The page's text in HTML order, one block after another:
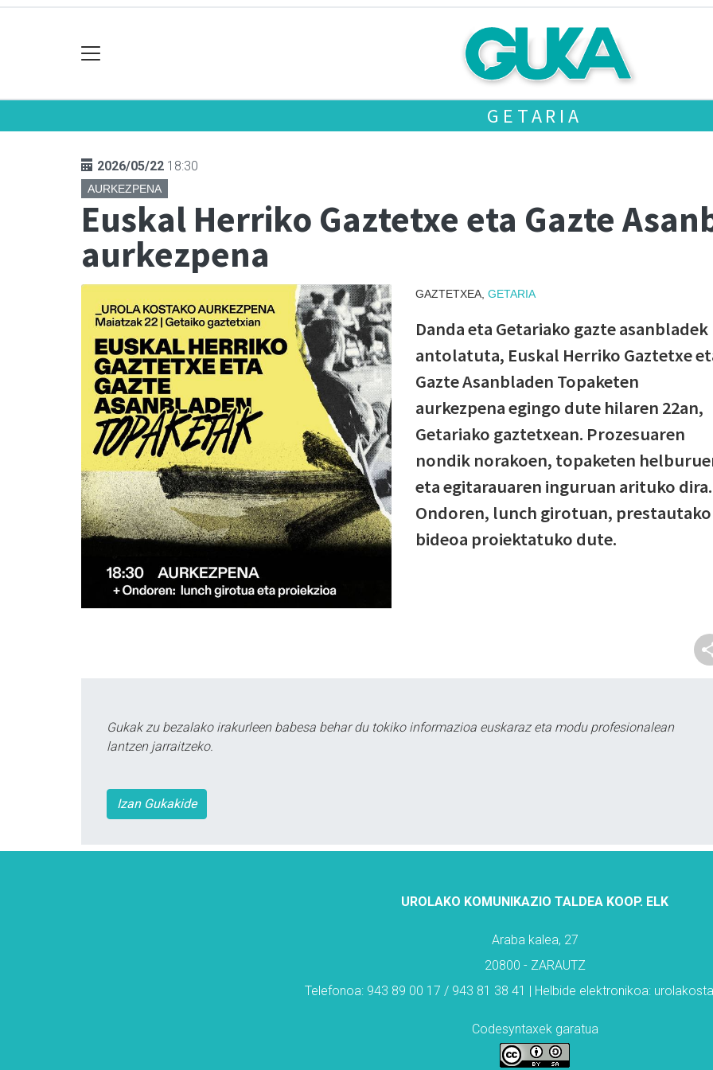
GETARIA
2026/05/22 18:30
AURKEZPENA
Euskal Herriko Gaztetxe eta Gazte
aurkezpena
GAZTETXEA, GETARIA
Danda eta Getariako gazte asanbladek
antolatuta, Euskal Herriko Gaztetxe
Gazte Asanbladen Topaketen
aurkezpena egingo dute hilaren 22an,
Getariako gaztetxean. Prozesuaren
nondik norakoen, topaketen
eta egitarauaren inguruan arituko dira.
Ondoren, lunch girotuan, prestautako
bideoa proiektatuko dute.
Gukak zu bezalako irakurleen babesa behar du tokiko informazioa euskaraz eta modu profesionalean
lantzen jarraitzeko.
Izan Gukakide
UROLAKO KOMUNIKAZIO TALDEA KOOP. ELK
Araba kalea, 27
20800 - ZARAUTZ
Telefonoa: 943 89 00 17 / 943 81 38 41 | Helbide elektronikoa:
Codesyntaxek garatua